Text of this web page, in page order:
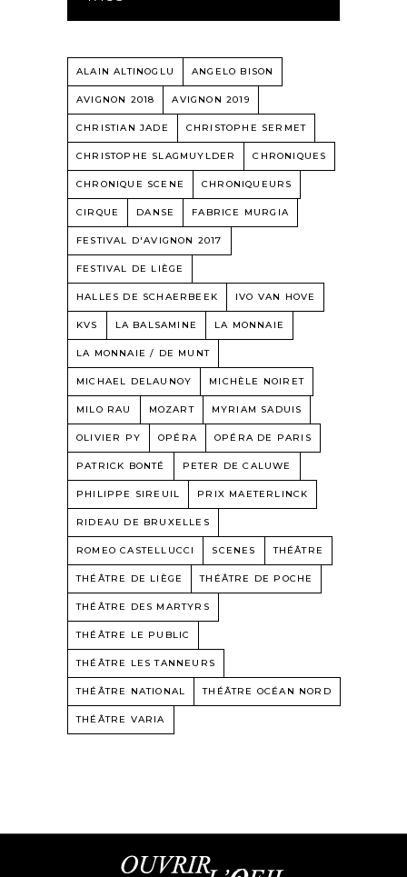
ALAIN ALTINOGLU ANGELO BISON
AVIGNON 2018 AVIGNON 2019
CHRISTIAN JADE CHRISTOPHE SERMET
CHRISTOPHE SLAGMUYLDER CHRONIQUES
CHRONIQUE SCENE CHRONIQUEURS
CIRQUE DANSE FABRICE MURGIA
FESTIVAL D'AVIGNON 2017
FESTIVAL DE LIÈGE
HALLES DE SCHAERBEEK IVO VAN HOVE
KVS LA BALSAMINE LA MONNAIE
LA MONNAIE / DE MUNT
MICHAEL DELAUNOY MICHÈLE NOIRET
MILO RAU MOZART MYRIAM SADUIS
OLIVIER PY OPÉRA OPÉRA DE PARIS
PATRICK BONTÉ PETER DE CALUWE
PHILIPPE SIREUIL PRIX MAETERLINCK
RIDEAU DE BRUXELLES
ROMEO CASTELLUCCI SCENES THÉÂTRE
THÉÂTRE DE LIÈGE THÉÂTRE DE POCHE
THÉÂTRE DES MARTYRS
THÉÂTRE LE PUBLIC
THÉÂTRE LES TANNEURS
THÉÂTRE NATIONAL THÉÂTRE OCÉAN NORD
THÉÂTRE VARIA